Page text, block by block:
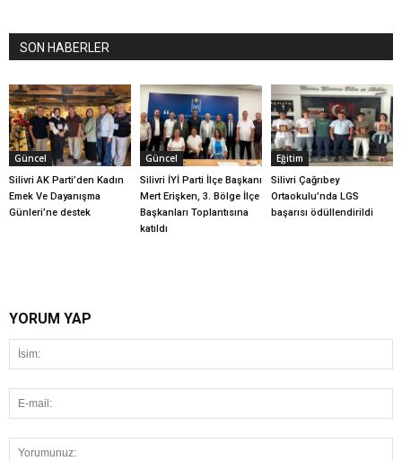
SON HABERLER
Güncel
Silivri AK Parti’den Kadın
Emek Ve Dayanışma
Günleri’ne destek
Güncel
Silivri İYİ Parti İlçe Başkanı
Mert Erişken, 3. Bölge İlçe
Başkanları Toplantısına
katıldı
Eğitim
Silivri Çağrıbey
Ortaokulu’nda LGS
başarısı ödüllendirildi
YORUM YAP